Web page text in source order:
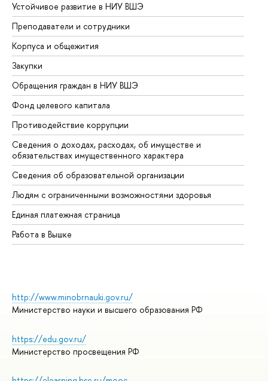
Устойчивое развитие в НИУ ВШЭ
Преподаватели и сотрудники
Корпуса и общежития
Закупки
Обращения граждан в НИУ ВШЭ
Фонд целевого капитала
Противодействие коррупции
Сведения о доходах, расходах, об имуществе и
обязательствах имущественного характера
Сведения об образовательной организации
Людям с ограниченными возможностями здоровья
Единая платежная страница
Работа в Вышке
http://www.minobrnauki.gov.ru/
Министерство науки и высшего образования РФ
https://edu.gov.ru/
Министерство просвещения РФ